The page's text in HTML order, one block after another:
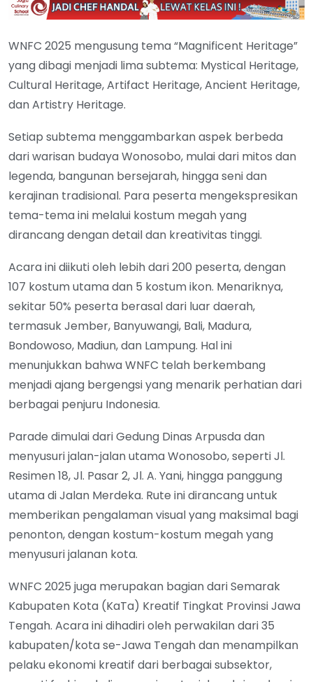
WNFC 2025 mengusung tema “Magnificent Heritage”
yang dibagi menjadi lima subtema: Mystical Heritage,
Cultural Heritage, Artifact Heritage, Ancient Heritage,
dan Artistry Heritage.
Setiap subtema menggambarkan aspek berbeda
dari warisan budaya Wonosobo, mulai dari mitos dan
legenda, bangunan bersejarah, hingga seni dan
kerajinan tradisional. Para peserta mengekspresikan
tema-tema ini melalui kostum megah yang
dirancang dengan detail dan kreativitas tinggi.
Acara ini diikuti oleh lebih dari 200 peserta, dengan
107 kostum utama dan 5 kostum ikon. Menariknya,
sekitar 50% peserta berasal dari luar daerah,
termasuk Jember, Banyuwangi, Bali, Madura,
Bondowoso, Madiun, dan Lampung. Hal ini
menunjukkan bahwa WNFC telah berkembang
menjadi ajang bergengsi yang menarik perhatian dari
berbagai penjuru Indonesia.
Parade dimulai dari Gedung Dinas Arpusda dan
menyusuri jalan-jalan utama Wonosobo, seperti Jl.
Resimen 18, Jl. Pasar 2, Jl. A. Yani, hingga panggung
utama di Jalan Merdeka. Rute ini dirancang untuk
memberikan pengalaman visual yang maksimal bagi
penonton, dengan kostum-kostum megah yang
menyusuri jalanan kota.
WNFC 2025 juga merupakan bagian dari Semarak
Kabupaten Kota (KaTa) Kreatif Tingkat Provinsi Jawa
Tengah. Acara ini dihadiri oleh perwakilan dari 35
kabupaten/kota se-Jawa Tengah dan menampilkan
pelaku ekonomi kreatif dari berbagai subsektor,